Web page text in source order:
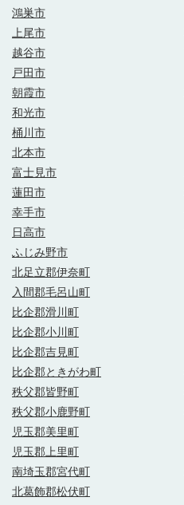
鴻巣市
上尾市
越谷市
戸田市
朝霞市
和光市
桶川市
北本市
富士見市
蓮田市
幸手市
日高市
ふじみ野市
北足立郡伊奈町
入間郡毛呂山町
比企郡滑川町
比企郡小川町
比企郡吉見町
比企郡ときがわ町
秩父郡皆野町
秩父郡小鹿野町
児玉郡美里町
児玉郡上里町
南埼玉郡宮代町
北葛飾郡松伏町